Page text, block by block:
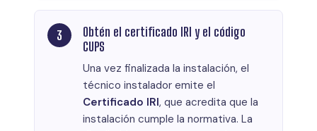
Obtén el certificado IRI y el código
CUPS
Una vez finalizada la instalación, el
técnico instalador emite el
Certificado IRI, que acredita que la
instalación cumple la normativa. La